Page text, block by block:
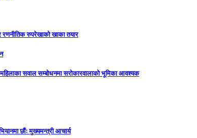
रणनीतिक रुपरेखाको खाका तयार
सवाल सम्बोधनमा सरोकारवालाको भूमिका आवश्यक
छौंः मुख्यमन्त्री आचार्य